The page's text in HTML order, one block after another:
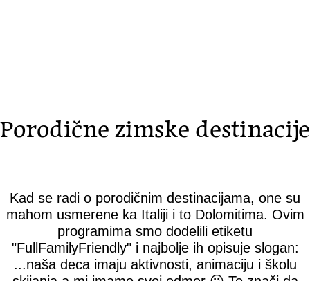
Porodične zimske destinacije
Kad se radi o porodičnim destinacijama, one su
mahom usmerene ka Italiji i to Dolomitima. Ovim
programima smo dodelili etiketu
"FullFamilyFriendly" i najbolje ih opisuje slogan:
...naša deca imaju aktivnosti, animaciju i školu